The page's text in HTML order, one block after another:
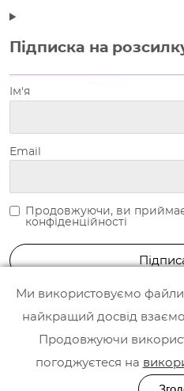
Підписка на
Ім'я
Email
Продовжуючи, ви
конфіденційності
Ми використовуємо
найкращий досвід
Продовжуючи
погоджуєтеся на